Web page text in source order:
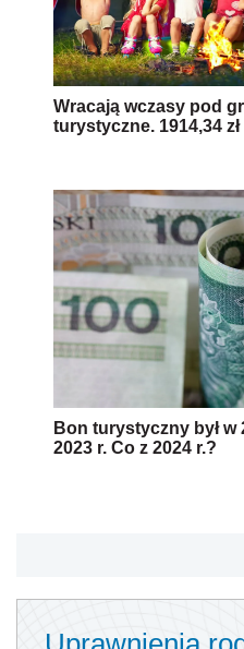
Wracają wczasy pod
turystyczne. 1914,34
Bon turystyczny był w
2023 r. Co z 2024 r.?